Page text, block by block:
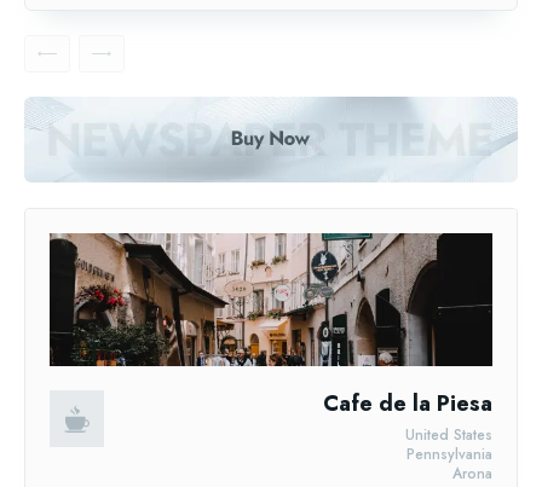
Cafe de la Piesa
Arona
Pennsylvania
United States